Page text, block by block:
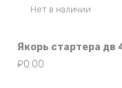
Нет в наличии
Якорь стартера дв
₽0.00